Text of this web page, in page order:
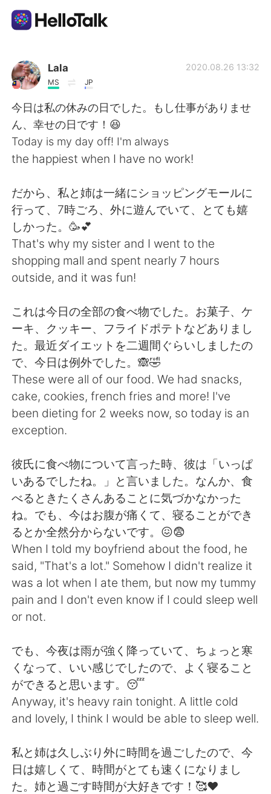
Language Exchange App
AI Grammar Checker
English
Español العربية
Français Deutsch
日本語 한국어
Русский ไทย
Indonesia Italiano
Türkçe Tiếng Việt
Português
Lala
MS JP
2020.08.26 13:32
今日は私の休みの日でした。もし仕事がありませ
ん、幸せの日です！😆
Today is my day off! I'm always
the happiest when I have no work!
だから、私と姉は一緒にショッピングモールに
行って、7時ごろ、外に遊んでいて、とても嬉
しかった。🥳💕
That's why my sister and I went to the
shopping mall and spent nearly 7 hours
outside, and it was fun!
これは今日の全部の食べ物でした。お菓子、ケ
ーキ、クッキー、フライドポテトなどありまし
た。最近ダイエットを二週間ぐらいしましたの
で、今日は例外でした。🙈🤣
These were all of our food. We had snacks,
cake, cookies, french fries and more! I've
been dieting for 2 weeks now, so today is an
exception.
彼氏に食べ物について言った時、彼は「いっぱ
いあるでしたね。」と言いました。なんか、食
べるときたくさんあることに気づかなかった
ね。でも、今はお腹が痛くて、寝ることができ
るとか全然分からないです。😖😨
When I told my boyfriend about the food, he
said, "That's a lot." Somehow I didn't realize it
was a lot when I ate them, but now my tummy
pain and I don't even know if I could sleep well
or not.
でも、今夜は雨が強く降っていて、ちょっと寒
くなって、いい感じでしたので、よく寝ること
ができると思います。😴
Anyway, it's heavy rain tonight. A little cold
and lovely, I think I would be able to sleep well.
私と姉は久しぶり外に時間を過ごしたので、今
日は嬉しくて、時間がとても速くになりまし
た。姉と過ごす時間が大好きです！🥰❤️